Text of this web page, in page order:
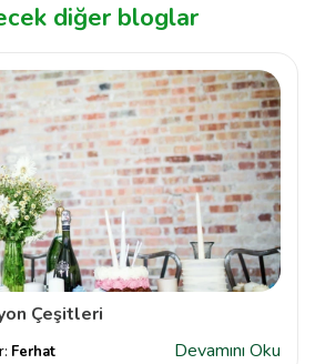
diğer bloglar
Çeşitleri
Ferhat Devamını Oku